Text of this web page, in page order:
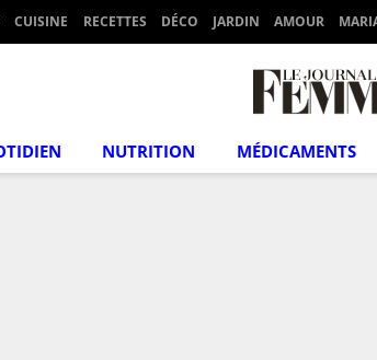
CUISINE RECETTES DÉCO JARDIN AMOUR
NUTRITION MÉDICAMENTS